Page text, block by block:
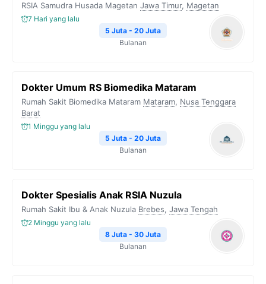
RSIA Samudra Husada Magetan Jawa Timur, Magetan
7 Hari yang lalu
5 Juta - 20 Juta
Bulanan
Dokter Umum RS Biomedika Mataram
Rumah Sakit Biomedika Mataram Mataram, Nusa Tenggara
Barat
1 Minggu yang lalu
5 Juta - 20 Juta
Bulanan
Dokter Spesialis Anak RSIA Nuzula
Rumah Sakit Ibu & Anak Nuzula Brebes, Jawa Tengah
2 Minggu yang lalu
8 Juta - 30 Juta
Bulanan